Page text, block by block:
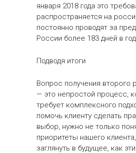
января 2018 года это
распространяется на
постоянно проводят за
России более 183 дней в
Подводя итоги
Вопрос получения второго
— это непростой процесс,
требует комплексного
помочь клиенту сделать
выбор, нужно не только
приоритеты нашего
заглянуть в будущее, как